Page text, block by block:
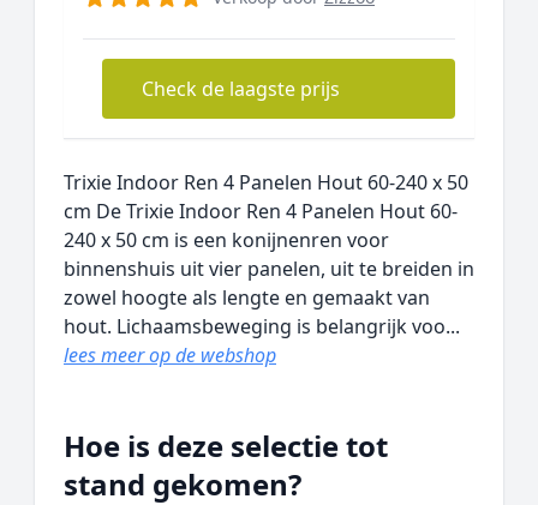
Check de laagste prijs
Trixie Indoor Ren 4 Panelen Hout 60-240 x 50
cm De Trixie Indoor Ren 4 Panelen Hout 60-
240 x 50 cm is een konijnenren voor
binnenshuis uit vier panelen, uit te breiden in
zowel hoogte als lengte en gemaakt van
hout. Lichaamsbeweging is belangrijk voo...
lees meer op de webshop
Hoe is deze selectie tot
stand gekomen?